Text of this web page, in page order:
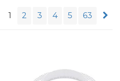
1 2 3 4 5 63